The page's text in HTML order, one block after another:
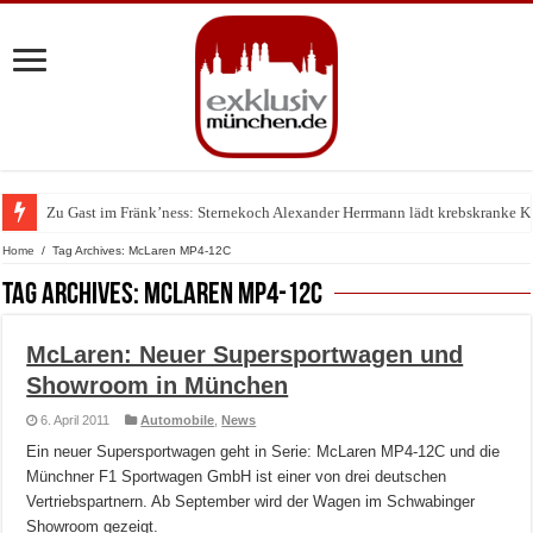
Zu Gast im Fränk’ness: Sternekoch Alexander Herrmann lädt krebskranke
Home / Tag Archives: McLaren MP4-12C
Tag Archives: McLaren MP4-12C
McLaren: Neuer Supersportwagen und
Showroom in München
6. April 2011 Automobile ,News
Ein neuer Supersportwagen geht in Serie: McLaren MP4-12C und die
Münchner F1 Sportwagen GmbH ist einer von drei deutschen
Vertriebspartnern. Ab September wird der Wagen im Schwabinger
Showroom gezeigt.